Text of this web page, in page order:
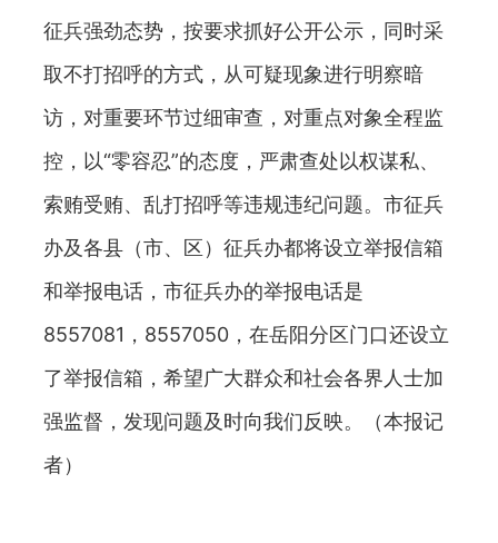
征兵强劲态势，按要求抓好公开公示，同时采
取不打招呼的方式，从可疑现象进行明察暗
访，对重要环节过细审查，对重点对象全程监
控，以“零容忍”的态度，严肃查处以权谋私、
索贿受贿、乱打招呼等违规违纪问题。市征兵
办及各县（市、区）征兵办都将设立举报信箱
和举报电话，市征兵办的举报电话是
8557081，8557050，在岳阳分区门口还设立
了举报信箱，希望广大群众和社会各界人士加
强监督，发现问题及时向我们反映。（本报记
者）